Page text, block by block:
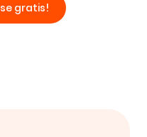
gratis!